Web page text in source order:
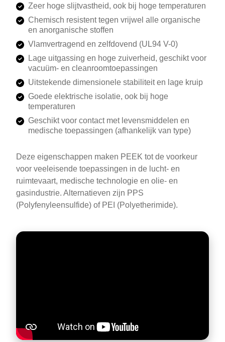
Zeer hoge slijtvastheid, ook bij hoge temperaturen
Chemisch resistent tegen vrijwel alle organische
en anorganische stoffen
Vlamvertragend en zelfdovend (UL94 V-0)
Lage uitgassing en hoge zuiverheid, geschikt voor
vacuüm- en cleanroomtoepassingen
Uitstekende dimensionele stabiliteit en lage kruip
Goede elektrische isolatie, ook bij hoge
temperaturen
Geschikt voor contact met levensmiddelen en
medische toepassingen (afhankelijk van type)
Deze eigenschappen maken PEEK tot de voorkeur
voor veeleisende toepassingen in de lucht- en
ruimtevaart, medische technologie en olie- en
gasindustrie. Alternatieven zijn PPS
(Polyfenyleensulfide) of PEI (Polyetherimide).